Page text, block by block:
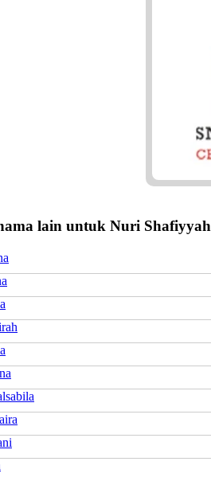
lain untuk Nuri Shafiyyah